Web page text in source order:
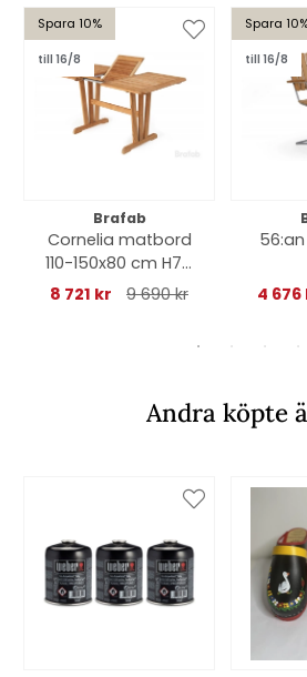
Spara 10%
till 16/8
Brafab
Cornelia matbord
110-150x80 cm H74
cm - teak
8 721 kr 9 690 kr
Spara
till 16/8
4 676
Andra köpte